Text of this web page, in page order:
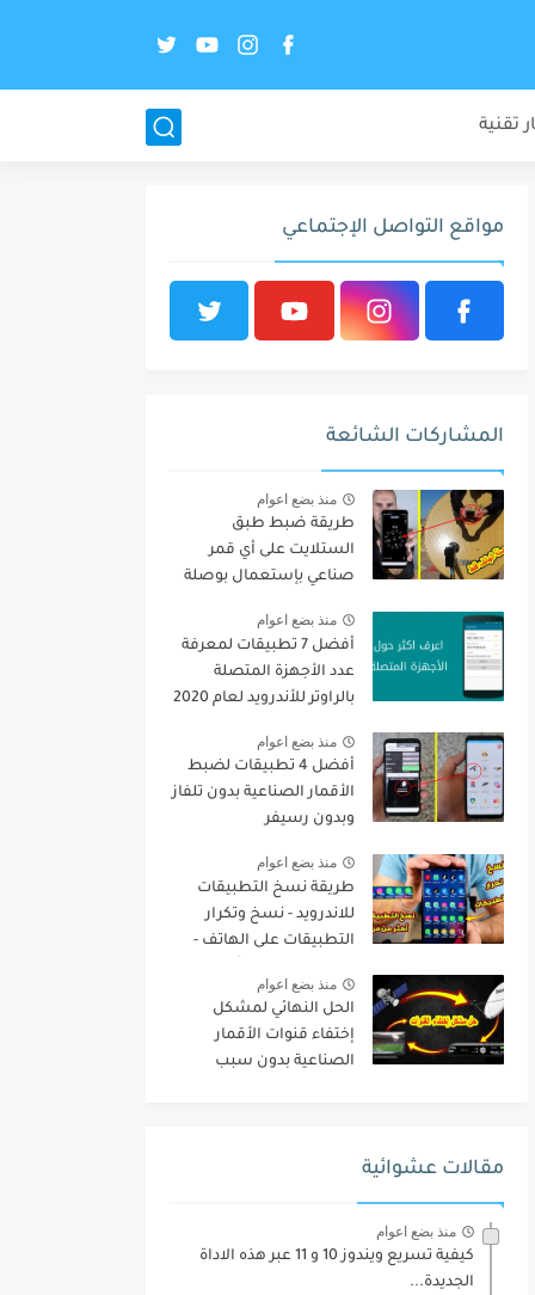
تقنية
مواقع التواصل الإجتماعي
المشاركات الشائعة
منذ بضع اعوام
طريقة ضبط طبق
الستلايت على أي قمر
صناعي بإستعمال بوصلة
القنوات
منذ بضع اعوام
أفضل 7 تطبيقات لمعرفة
عدد الأجهزة المتصلة
بالراوتر للأندرويد لعام 2020
منذ بضع اعوام
أفضل 4 تطبيقات لضبط
الأقمار الصناعية بدون تلفاز
وبدون رسيفر
منذ بضع اعوام
طريقة نسخ التطبيقات
للاندرويد - نسخ وتكرار
التطبيقات على الهاتف -
مرة
منذ بضع اعوام
الحل النهائي لمشكل
إختفاء قنوات الأقمار
الصناعية بدون سبب
مقالات عشوائية
منذ بضع اعوام
كيفية تسريع ويندوز 10 و 11 عبر هذه الاداة
الجديدة...